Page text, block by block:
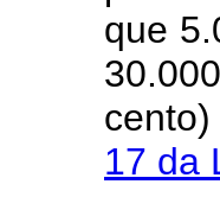
que
17 da